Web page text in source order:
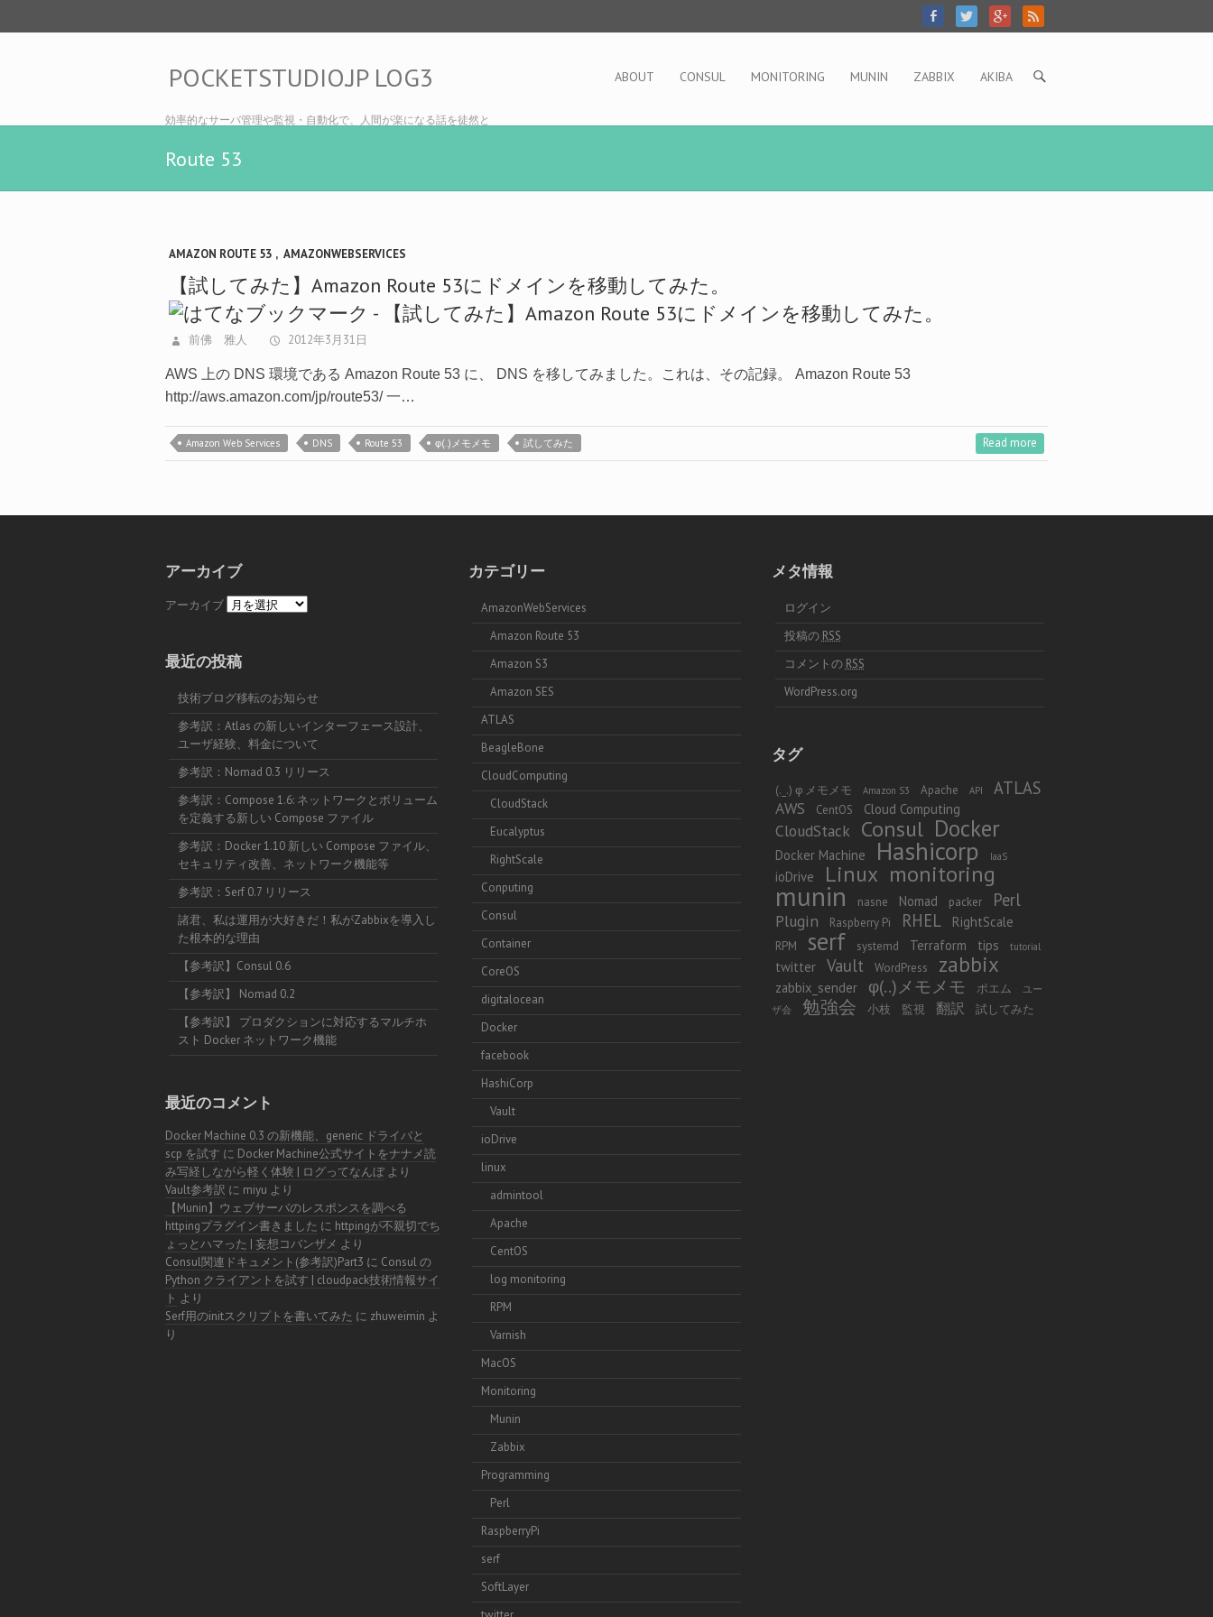
POCKETSTUDIO.JP LOG3
効率的なサーバ管理や監視・自動化で、人間が楽になる話を徒然と
ABOUT CONSUL MONITORING MUNIN ZABBIX AKIBA
Route 53
AMAZON ROUTE 53 , AMAZONWEBSERVICES
【試してみた】Amazon Route 53にドメインを移動してみた。
前佛 雅人 2012年3月31日
AWS 上の DNS 環境である Amazon Route 53 に、 DNS を移してみました。これは、その記録。 Amazon Route 53
http://aws.amazon.com/jp/route53/ 一…
Amazon Web Services DNS Route 53 φ(..)メモメモ 試してみた Read more
アーカイブ
アーカイブ
最近の投稿
技術ブログ移転のお知らせ
参考訳：Atlas の新しいインターフェース設計、
ユーザ経験、料金について
参考訳：Nomad 0.3 リリース
参考訳：Compose 1.6: ネットワークとボリューム
を定義する新しい Compose ファイル
参考訳：Docker 1.10 新しい Compose ファイル、
セキュリティ改善、ネットワーク機能等
参考訳：Serf 0.7 リリース
諸君、私は運用が大好きだ！私がZabbixを導入し
た根本的な理由
【参考訳】Consul 0.6
【参考訳】 Nomad 0.2
【参考訳】 プロダクションに対応するマルチホ
スト Docker ネットワーク機能
最近のコメント
Docker Machine 0.3 の新機能、generic ドライバと
scp を試す に Docker Machine公式サイトをナナメ読
み写経しながら軽く体験 | ログってなんぼより
Vault参考訳 に miyu より
【Munin】ウェブサーバのレスポンスを調べる
httpingプラグイン書きました に httpingが不親切でち
ょっとハマった | 妄想コバンザメ より
Consul関連ドキュメント(参考訳)Part3 に Consul の
Python クライアントを試す | cloudpack技術情報サイ
ト より
Serf用のinitスクリプトを書いてみた に zhuweimin よ
り
カテゴリー
AmazonWebServices
Amazon Route 53
Amazon S3
Amazon SES
ATLAS
BeagleBone
CloudComputing
CloudStack
Eucalyptus
RightScale
Conputing
Consul
Container
CoreOS
digitalocean
Docker
facebook
HashiCorp
Vault
ioDrive
linux
admintool
Apache
CentOS
log monitoring
RPM
Varnish
MacOS
Monitoring
Munin
Zabbix
Programming
Perl
RaspberryPi
serf
SoftLayer
メタ情報
ログイン
投稿の RSS
コメントの RSS
WordPress.org
タグ
(._.) φ メモメモ Amazon S3 Apache API ATLAS
AWS CentOS Cloud Computing
CloudStack Consul Docker
Docker Machine Hashicorp IaaS
ioDrive Linux monitoring
munin nasne Nomad packer Perl
Plugin Raspberry Pi RHEL RightScale
RPM serf systemd Terraform tips tutorial
twitter Vault WordPress zabbix
zabbix_sender φ(..)メモメモ ポエム
ユー
ザ会
勉強会 小枝 監視 翻訳 試してみた